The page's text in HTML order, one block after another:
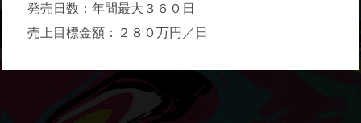
発売日数：年間最大３６０日
売上目標金額：２８０万円／日